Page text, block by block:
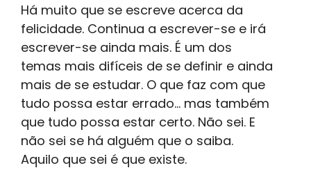
Há muito que se escreve acerca da
felicidade. Continua a escrever-se e irá
escrever-se ainda mais. É um dos
temas mais difíceis de se definir e ainda
mais de se estudar. O que faz com que
tudo possa estar errado... mas também
que tudo possa estar certo. Não sei. E
não sei se há alguém que o saiba.
Aquilo que sei é que existe.